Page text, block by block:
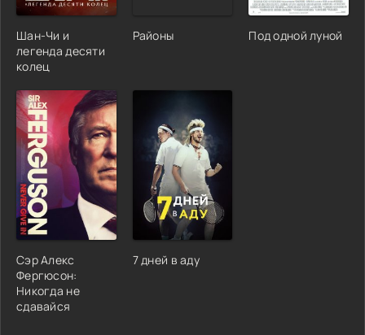
Шан-Чи и
легенда десяти
колец
Районы Под одной луной
Сэр Алекс
Фергюсон:
Никогда не
сдавайся
7 дней в аду